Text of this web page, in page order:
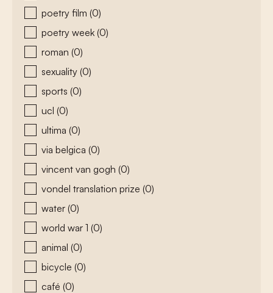
poetry film (0)
poetry week (0)
roman (0)
sexuality (0)
sports (0)
ucl (0)
ultima (0)
via belgica (0)
vincent van gogh (0)
vondel translation prize (0)
water (0)
world war 1 (0)
animal (0)
bicycle (0)
café (0)